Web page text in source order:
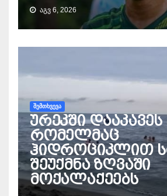
ᲐᲒᲕ 6, 2026
ᲨᲔᲛᲗᲮᲕᲔᲕᲐ
ურეკში დააკავეს
რომელმაც
ჰიდროციკლით
შეუქმნა ზღვაში
მოქალაქეებს